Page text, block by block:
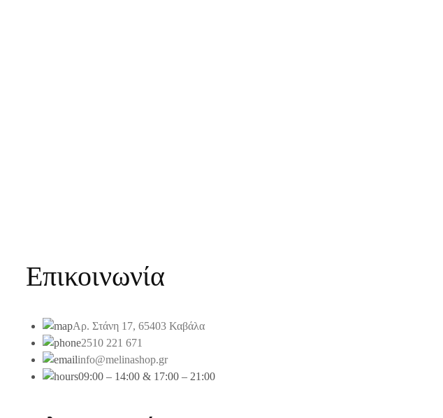
Επικοινωνία
Αρ. Στάνη 17, 65403 Καβάλα
2510 221 671
info@melinashop.gr
09:00 – 14:00 & 17:00 – 21:00